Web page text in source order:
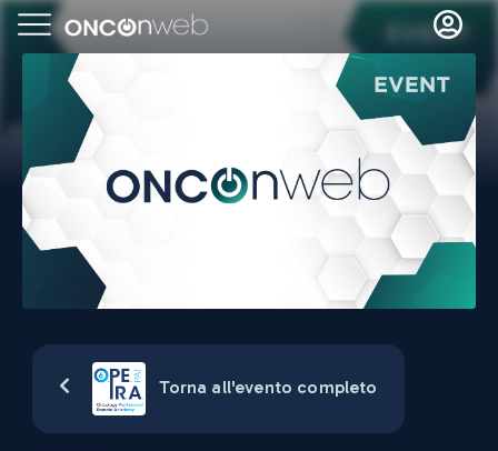
Torna all'evento completo